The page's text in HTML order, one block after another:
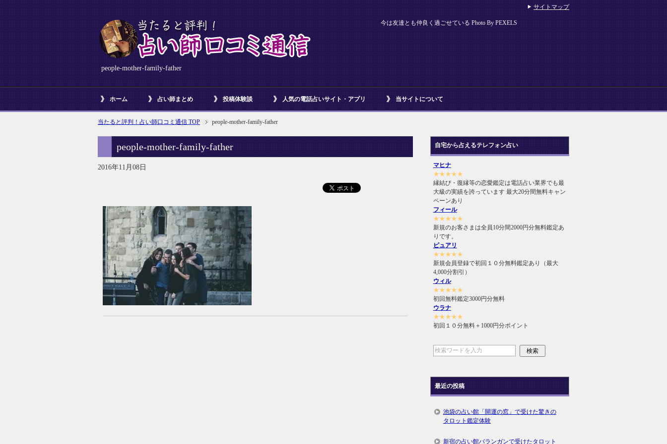
people-mother-family-father
今は友達とも仲良く過ごせている Photo By PEXELS
ホーム 占い師まとめ 投稿体験談 人気の電話占いサイト・アプリ 当サイトについて
当たると評判！占い師口コミ通信 TOP people-mother-family-father
people-mother-family-father
2016年11月08日
自宅から占えるテレフォン占い
マヒナ
★★★★★
縁結び・復縁等の恋愛鑑定は電話占い業界でも最
大級の実績を誇っています 最大20分間無料キャン
ペーンあり
フィール
★★★★★
新規のお客さまは全員10分間2000円分無料鑑定あ
りです。
ピュアリ
★★★★★
新規会員登録で初回１０分無料鑑定あり（最大
4,000分割引）
ウィル
★★★★★
初回無料鑑定3000円分無料
ウラナ
★★★★★
初回１０分無料＋1000円分ポイント
最近の投稿
池袋の占い館「開運の窓」で受けた驚きの
タロット鑑定体験
新宿の占い館バランガンで受けたタロット
サイトマップ